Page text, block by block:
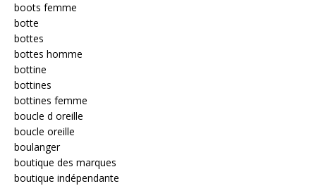
boots femme
botte
bottes
bottes homme
bottine
bottines
bottines femme
boucle d oreille
boucle oreille
boulanger
boutique des marques
boutique indépendante